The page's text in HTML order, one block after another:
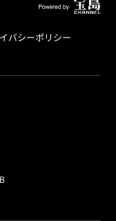
バシーポリシー